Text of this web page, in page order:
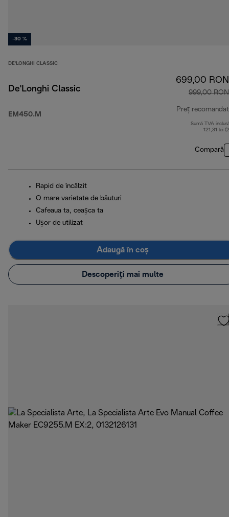
-30 %
DE'LONGHI CLASSIC
De'Longhi Classic
EM450.M
699,00 RON
999,00 RON
Preț recomandat
Sumă TVA
121,31 lei
Compară
Rapid de încălzit
O mare varietate de băuturi
Cafeaua ta, ceașca ta
Ușor de utilizat
Adaugă în coș
Descoperiți mai multe